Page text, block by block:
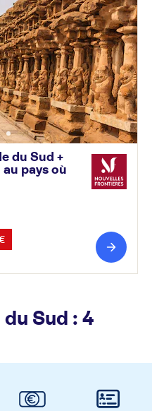
du Sud +
pays où
Sud : 4